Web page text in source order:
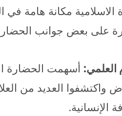
الاسلامية مكانة هامة
على بعض جوانب الحضارة
العلمي: أسهمت الحضارة
واكتشفوا العديد من
الإنسانية.